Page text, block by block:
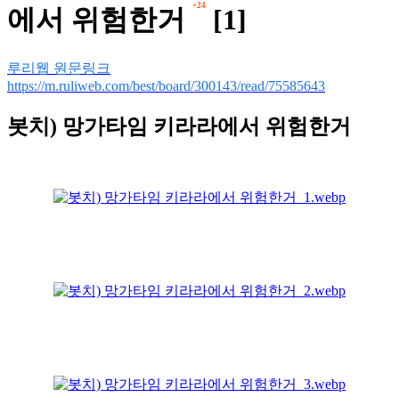
에서 위험한거
+24 [1]
루리웹 원문링크
https://m.ruliweb.com/best/board/300143/read/75585643
봇치) 망가타임 키라라에서 위험한거